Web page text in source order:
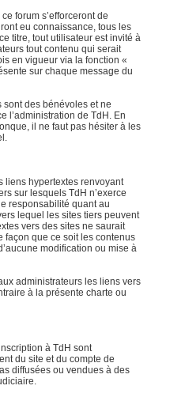
forum s’efforceront de
eu connaissance, tous les
titre, tout utilisateur est invité à
tout contenu qui serait
en vigueur via la fonction «
sur chaque message du
sont des bénévoles et ne
l’administration de TdH. En
il ne faut pas hésiter à les
liens hypertextes renvoyant
sur lesquels TdH n’exerce
responsabilité quant au
lequel les sites tiers peuvent
vers des sites ne saurait
que ce soit les contenus
modification ou mise à
administrateurs les liens vers
à la présente charte ou
à TdH sont
du site et du compte de
diffusées ou vendues à des